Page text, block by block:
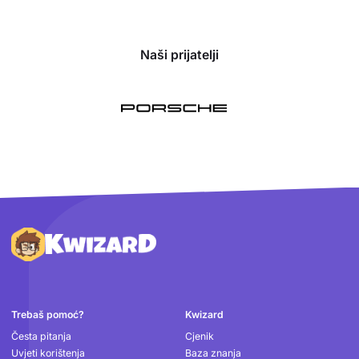
Naši prijatelji
Podnožje
Trebaš pomoć?
Česta pitanja
Uvjeti korištenja
Kwizard
Cjenik
Baza znanja